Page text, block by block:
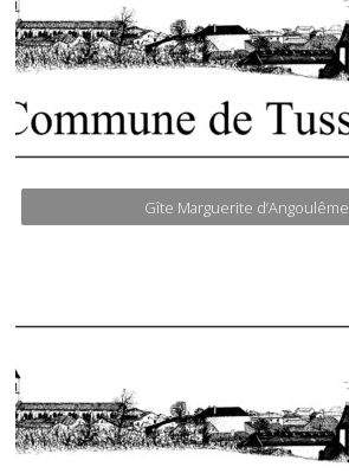
Gîte Marguerite d’Angoulême